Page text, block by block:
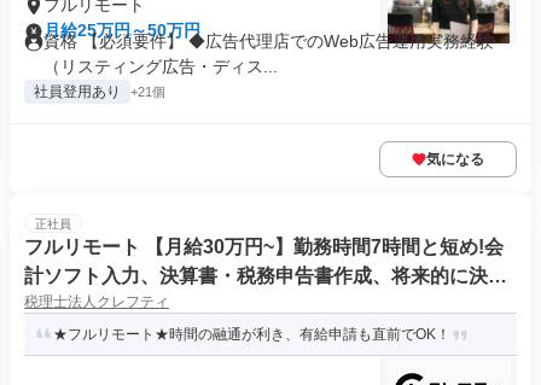
フルリモート
月給25万円～50万円
資格 【必須要件】 ◆広告代理店でのWeb広告運用実務経験
（リスティング広告・ディス...
社員登用あり +21個
気になる
正社員
フルリモート 【月給30万円~】勤務時間7時間と短め!会
計ソフト入力、決算書・税務申告書作成、将来的に決算
説明も
税理士法人クレフティ
★フルリモート★時間の融通が利き、有給申請も直前でOK！